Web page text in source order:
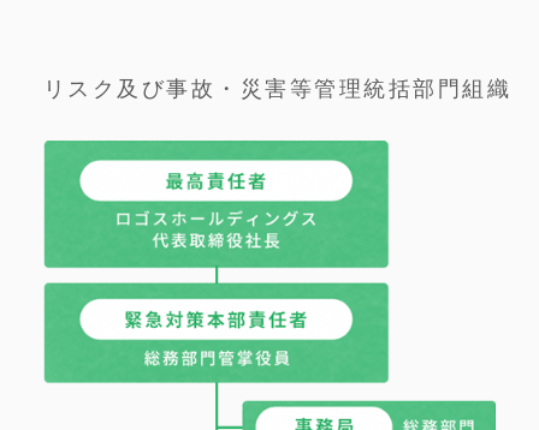
リスク及び事故・災害等管理統括部門組織